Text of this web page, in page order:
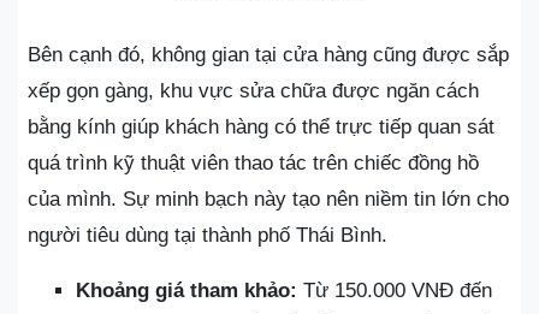
Bên cạnh đó, không gian tại cửa hàng cũng được sắp
xếp gọn gàng, khu vực sửa chữa được ngăn cách
bằng kính giúp khách hàng có thể trực tiếp quan sát
quá trình kỹ thuật viên thao tác trên chiếc đồng hồ
của mình. Sự minh bạch này tạo nên niềm tin lớn cho
người tiêu dùng tại thành phố Thái Bình.
Khoảng giá tham khảo: Từ 150.000 VNĐ đến